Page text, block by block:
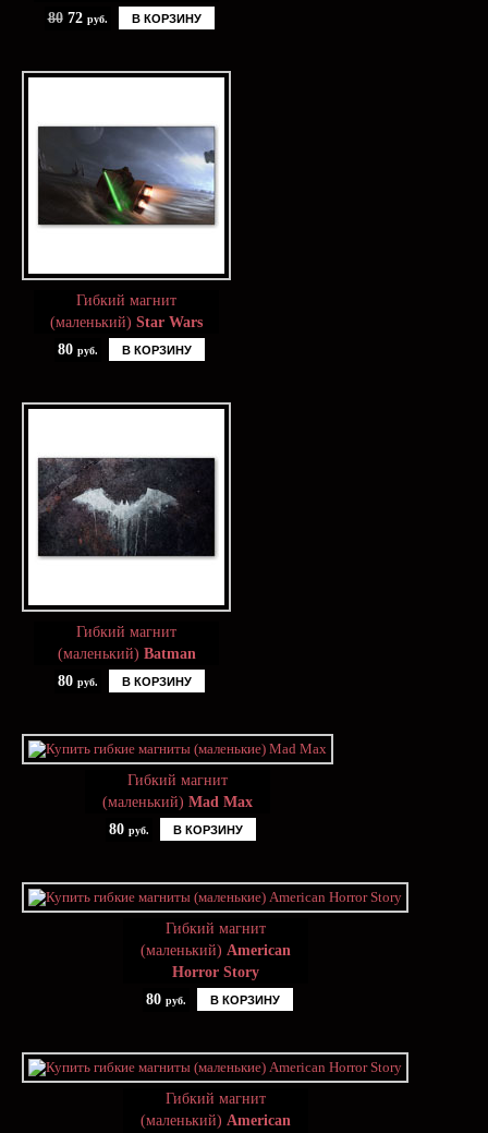
8072 руб. В КОРЗИНУ
Гибкий магнит
(маленький) Star Wars
80 руб. В КОРЗИНУ
Гибкий магнит
(маленький) Batman
80 руб. В КОРЗИНУ
Гибкий магнит
(маленький) Mad Max
80 руб. В КОРЗИНУ
Гибкий магнит
(маленький) American
Horror Story
80 руб. В КОРЗИНУ
Гибкий магнит
(маленький) American